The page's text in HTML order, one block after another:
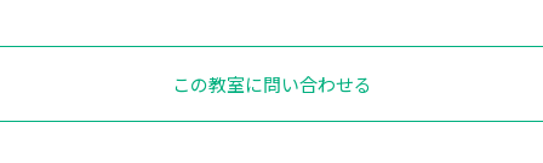
この教室に問い合わせる